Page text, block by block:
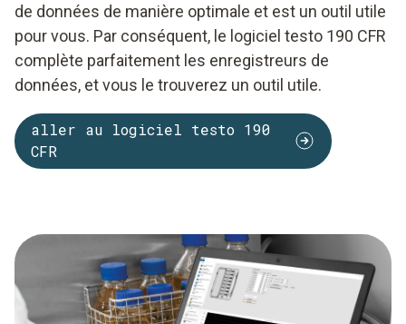
de données de manière optimale et est un outil utile
pour vous. Par conséquent, le logiciel testo 190 CFR
complète parfaitement les enregistreurs de
données, et vous le trouverez un outil utile.
aller au logiciel testo 190
CFR